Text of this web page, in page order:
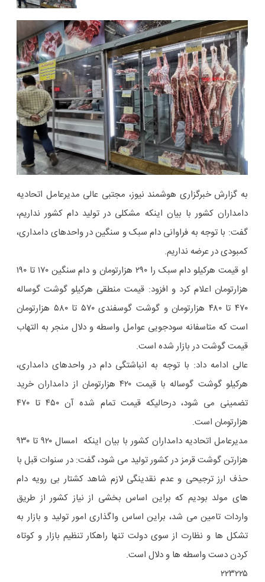
به گزارش خبرگزاری هوشمند نیوز، مجتبی عالی مدیرعامل اتحادیه
دامداران کشور با بیان اینکه مشکلی در تولید دام کشور نداریم،
گفت: با توجه به فراوانی دام سبک و سنگین در واحدهای دامداری،
کمبودی در عرضه نداریم‌.
او قیمت هرکیلو دام سبک را ۲۹۰ هزارتومان و دام سنگین ۱۷۰ تا ۱۹۰
هزارتومان اعلام کرد و افزود: قیمت منطقی هرکیلو گوشت گوساله
۴۷۰ تا ۴۸۰ هزارتومان و گوشت گوسفندی ۵۷۰ تا ۵۸۰ هزارتومان
است که متاسفانه سودجویی عوامل واسطه و دلال منجر به التهاب
قیمت گوشت در بازار شده است.
عالی ادامه داد: با توجه به انباشتگی دام در واحدهای دامداری،
هرکیلو گوشت گوساله با قیمت ۴۲۰ هزارتومان از دامداران خرید
تضمینی می شود، درحالیکه قیمت تمام شده آن ۴۵۰ تا ۴۷۰
هزارتومان است.
مدیرعامل اتحادیه دامداران کشور با بیان اینکه امسال ۹۲۰ تا ۹۳۰
هزارتن گوشت قرمز در کشور تولید می شود، گفت: در سنوات قبل با
حذف ارز ترجیحی و عدم نقدینگی لازم شاهد کشتار بی رویه دام
های مولد بودیم که براین اساس بخشی از نیاز کشور از طریق
واردات تامین می شد، براین اساس واگذاری امور تولید و بازار به
تشکل ها و نظارت از سوی دولت تنها راهکار تنظیم بازار و کوتاه
کردن دست واسطه ها و دلال است.
۲۲۳۲۲۵